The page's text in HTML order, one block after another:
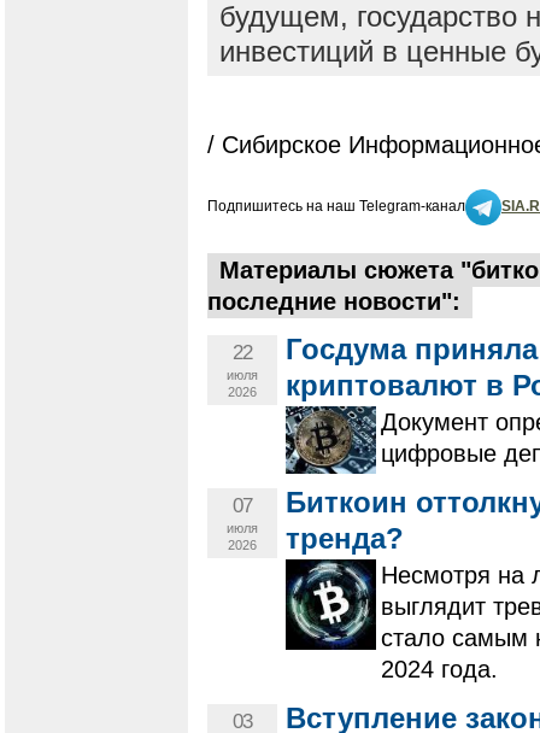
будущем, государство
инвестиций в ценные
/ Сибирское
Подпишитесь на наш Telegram-канал
Материалы сюжета
последние новости":
22
июля
2026
Госдума
криптовалют в
Документ
цифровые
07
июля
2026
Биткоин
тренда?
Несмотря на
выглядит
стало самым
2024 года.
03 Вступление